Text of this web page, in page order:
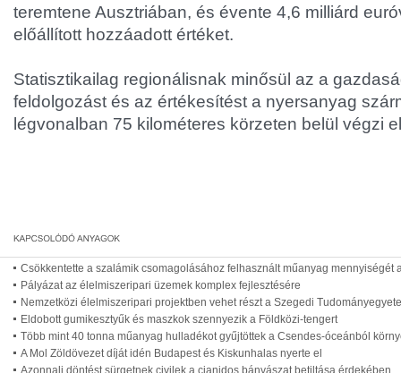
teremtene Ausztriában, és évente 4,6 milliárd
előállított hozzáadott értéket.
Statisztikailag regionálisnak minősül az a
feldolgozást és az értékesítést a nyersanyag
légvonalban 75 kilométeres körzeten belül végzi
Csökkentette a szalámik csomagolásához felhasznált műanyag mennyiségét
Pályázat az élelmiszeripari üzemek komplex fejlesztésére
Nemzetközi élelmiszeripari projektben vehet részt a Szegedi
Eldobott gumikesztyűk és maszkok szennyezik a Földközi-tengert
Több mint 40 tonna műanyag hulladékot gyűjtöttek a Csendes-óceánból
A Mol Zöldövezet díját idén Budapest és Kiskunhalas nyerte el
Azonnali döntést sürgetnek civilek a cianidos bányászat betiltása érdekében